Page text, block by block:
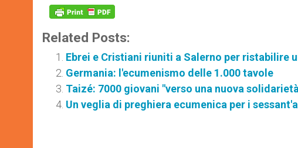
Related Posts:
Ebrei e Cristiani riuniti a Salerno per ristabilire
Germania: l'ecumenismo delle 1.000 tavole
Taizé: 7000 giovani "verso una nuova
Un veglia di preghiera ecumenica per i